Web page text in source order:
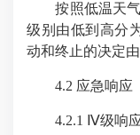
按照低温天气
级别由低到高分
动和终止的决定
4.2 应急响应
4.2.1 Ⅳ级响